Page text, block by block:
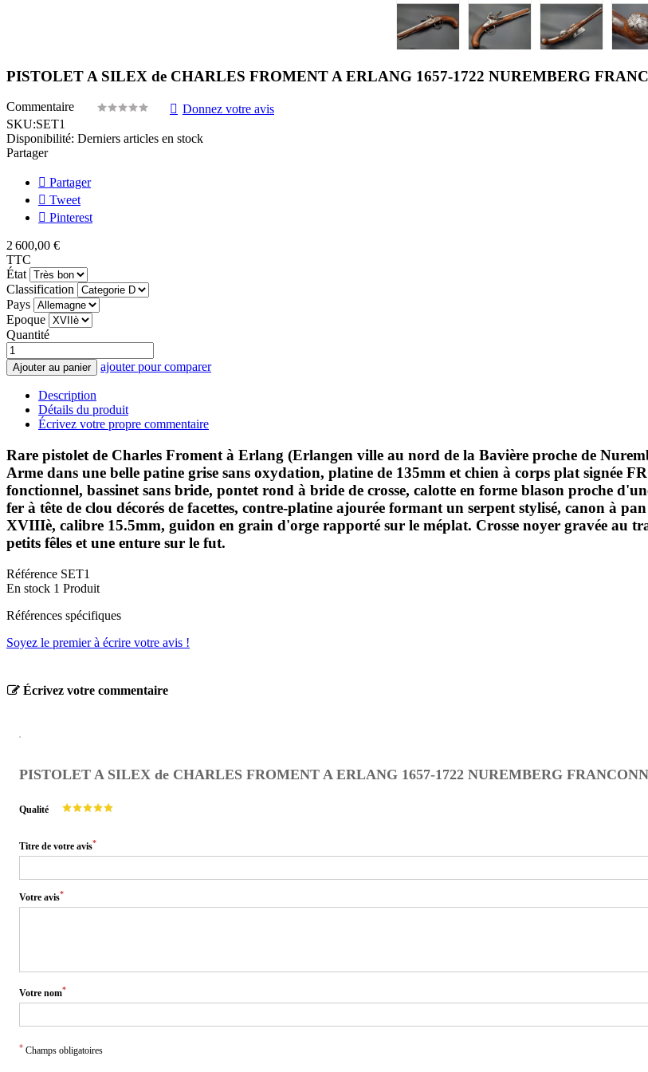
PISTOLET A SILEX de CHARLES FROMENT A ERLANG 1657-1722 NUREMBERG
Commentaire
Donnez votre avis
SKU:SET1
Disponibilité: Derniers articles en stock
Partager
Partager
Tweet
Pinterest
2 600,00 €
TTC
État
Classification
Pays
Epoque
Quantité
Ajouter au panier ajouter pour comparer
Description
Détails du produit
Écrivez votre propre commentaire
Rare pistolet de Charles Froment à Erlang (Erlangen ville au nord de la Bavière proche de
Arme dans une belle patine grise sans oxydation, platine de 135mm et chien à corps plat signée
fonctionnel, bassinet sans bride, pontet rond à bride de crosse, calotte en forme blason proche
fer à tête de clou décorés de facettes, contre-platine ajourée formant un serpent stylisé, canon à
XVIIIè, calibre 15.5mm, guidon en grain d'orge rapporté sur le méplat. Crosse noyer gravée au
petits fêles et une enture sur le fut.
Référence SET1
En stock 1 Produit
Références spécifiques
Soyez le premier à écrire votre avis !
Écrivez votre commentaire
PISTOLET A SILEX de CHARLES FROMENT A ERLANG 1657-1722 NUREMBERG
Qualité
Titre de votre avis*
Votre avis*
Votre nom*
* Champs obligatoires